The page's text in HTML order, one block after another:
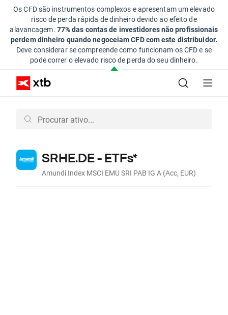
Os CFD são instrumentos complexos e apresentam um elevado
risco de perda rápida de dinheiro devido ao efeito de
alavancagem. 77% das contas de investidores não profissionais
perdem dinheiro quando negoceiam CFD com este distribuidor.
Deve considerar se compreende como funcionam os CFD e se
pode correr o elevado risco de perda do seu dinheiro.
SRHE.DE - ETFs*
Amundi Index MSCI EMU SRI PAB IG A (Acc, EUR)